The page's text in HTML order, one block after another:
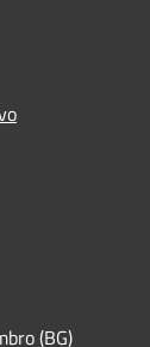
(BG)